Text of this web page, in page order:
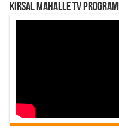
Kırsal Mahalle TV Programı